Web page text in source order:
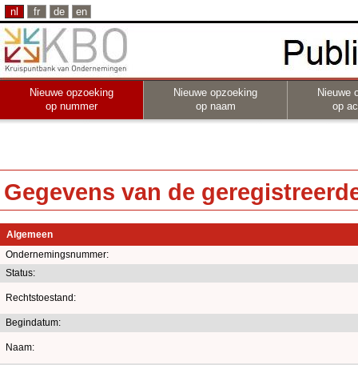
nl fr de en
Nieuwe opzoeking
op nummer
Nieuwe opzoeking
op naam
Nieuwe
op
Gegevens van de
Algemeen
Ondernemingsnummer:
Status:
Rechtstoestand:
Begindatum:
Naam: